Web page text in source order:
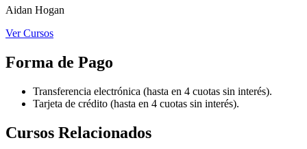
Aidan Hogan
Ver Cursos
Forma de Pago
Transferencia electrónica (hasta en 4 cuotas sin interés).
Tarjeta de crédito (hasta en 4 cuotas sin interés).
Cursos Relacionados